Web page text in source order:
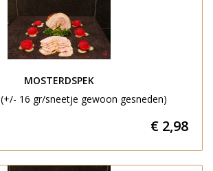
MOSTERDSPEK
16 gr/sneetje gewoon gesneden)
€ 2,98